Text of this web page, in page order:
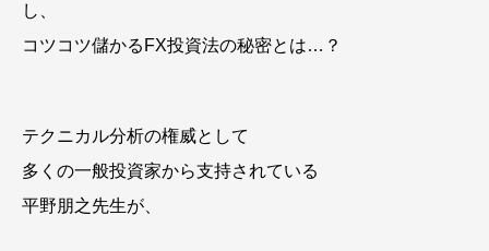
し、
コツコツ儲かるFX投資法の秘密とは…？
テクニカル分析の権威として
多くの一般投資家から支持されている
平野朋之先生が、